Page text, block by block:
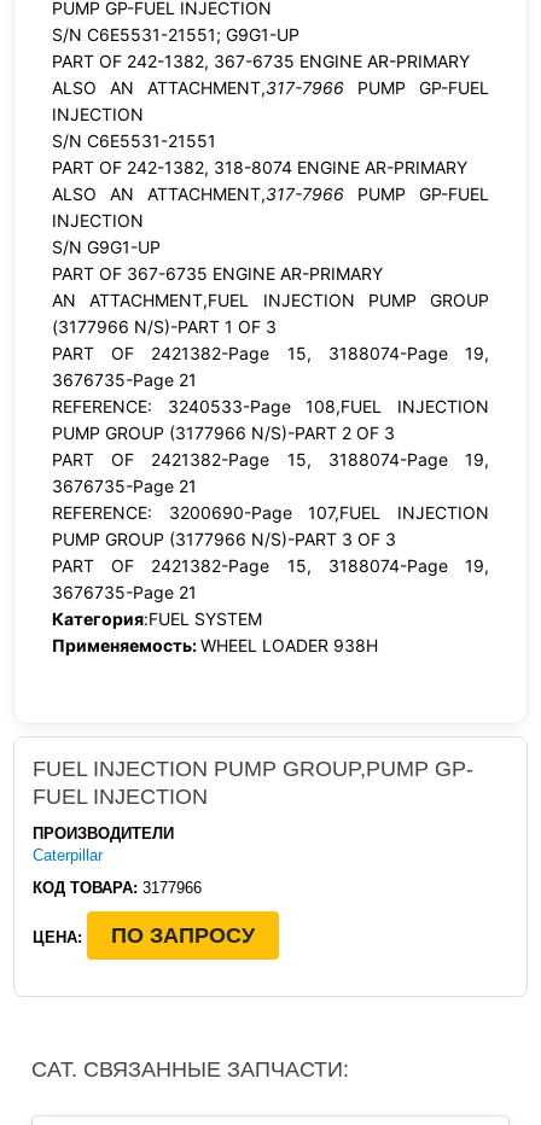
PUMP GP-FUEL INJECTION
S/N C6E5531-21551; G9G1-UP
PART OF 242-1382, 367-6735 ENGINE AR-PRIMARY
ALSO AN ATTACHMENT,317-7966 PUMP GP-FUEL
INJECTION
S/N C6E5531-21551
PART OF 242-1382, 318-8074 ENGINE AR-PRIMARY
ALSO AN ATTACHMENT,317-7966 PUMP GP-FUEL
INJECTION
S/N G9G1-UP
PART OF 367-6735 ENGINE AR-PRIMARY
AN ATTACHMENT,FUEL INJECTION PUMP GROUP
(3177966 N/S)-PART 1 OF 3
PART OF 2421382-Page 15, 3188074-Page 19,
3676735-Page 21
REFERENCE: 3240533-Page 108,FUEL INJECTION
PUMP GROUP (3177966 N/S)-PART 2 OF 3
PART OF 2421382-Page 15, 3188074-Page 19,
3676735-Page 21
REFERENCE: 3200690-Page 107,FUEL INJECTION
PUMP GROUP (3177966 N/S)-PART 3 OF 3
PART OF 2421382-Page 15, 3188074-Page 19,
3676735-Page 21
Категория:FUEL SYSTEM
Применяемость:WHEEL LOADER 938H
FUEL INJECTION PUMP GROUP,PUMP GP-
FUEL INJECTION
ПРОИЗВОДИТЕЛИ
Caterpillar
КОД ТОВАРА: 3177966
ЦЕНА: ПО ЗАПРОСУ
CAT. СВЯЗАННЫЕ ЗАПЧАСТИ: